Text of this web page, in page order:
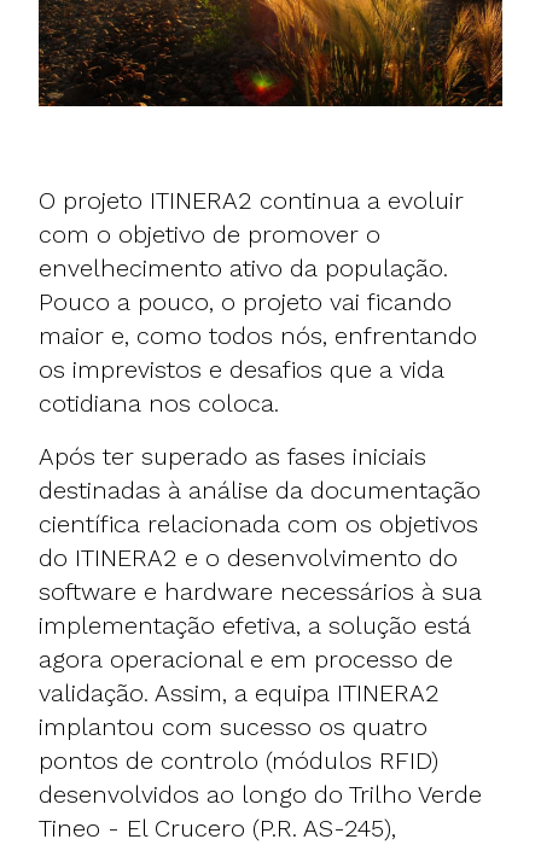
O projeto ITINERA2 continua a evoluir
com o objetivo de promover o
envelhecimento ativo da população.
Pouco a pouco, o projeto vai ficando
maior e, como todos nós, enfrentando
os imprevistos e desafios que a vida
cotidiana nos coloca.
Após ter superado as fases iniciais
destinadas à análise da documentação
científica relacionada com os objetivos
do ITINERA2 e o desenvolvimento do
software e hardware necessários à sua
implementação efetiva, a solução está
agora operacional e em processo de
validação. Assim, a equipa ITINERA2
implantou com sucesso os quatro
pontos de controlo (módulos RFID)
desenvolvidos ao longo do Trilho Verde
Tineo - El Crucero (P.R. AS-245),